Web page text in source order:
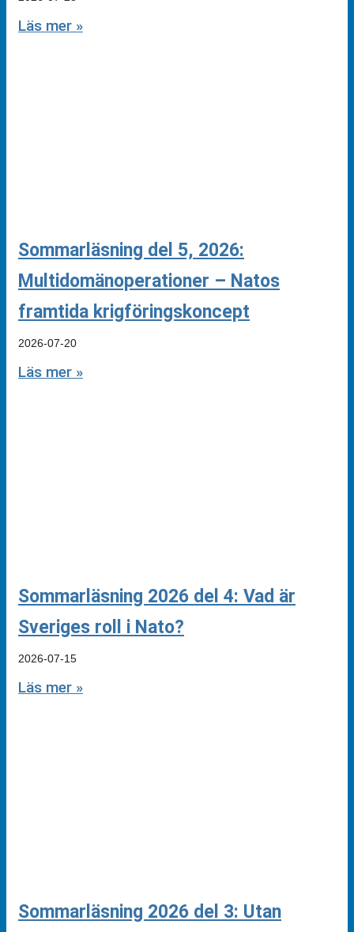
Läs mer »
Sommarläsning del 5, 2026:
Multidomänoperationer – Natos
framtida krigföringskoncept
2026-07-20
Läs mer »
Sommarläsning 2026 del 4: Vad är
Sveriges roll i Nato?
2026-07-15
Läs mer »
Sommarläsning 2026 del 3: Utan